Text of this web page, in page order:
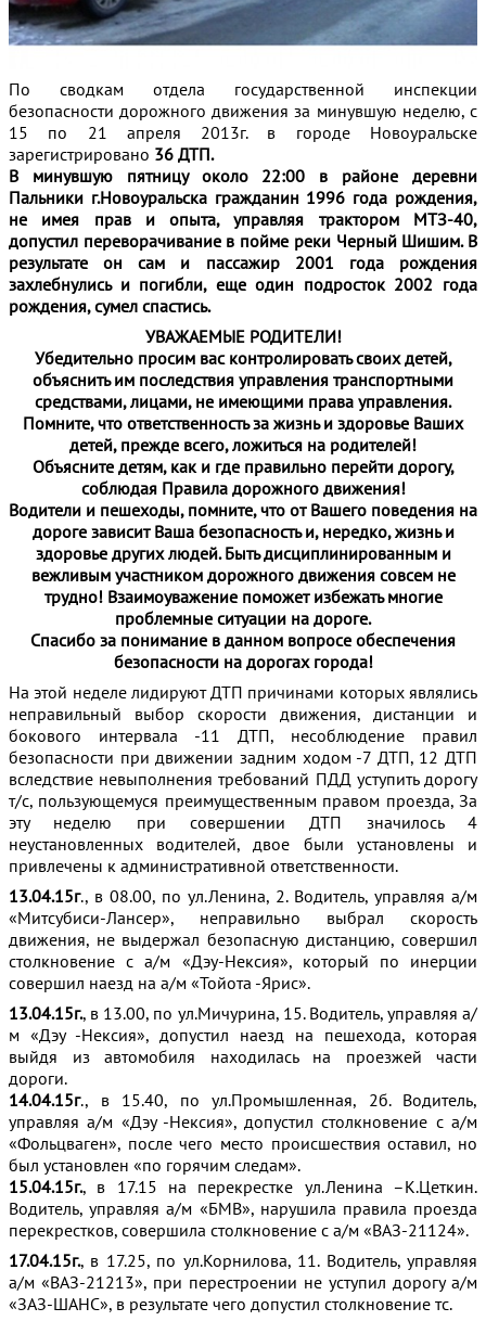
По сводкам отдела государственной инспекции
безопасности дорожного движения за минувшую неделю, с
15 по 21 апреля 2013г. в городе Новоуральске
зарегистрировано 36 ДТП.
В минувшую пятницу около 22:00 в районе деревни
Пальники г.Новоуральска гражданин 1996 года рождения,
не имея прав и опыта, управляя трактором МТЗ-40,
допустил переворачивание в пойме реки Черный Шишим. В
результате он сам и пассажир 2001 года рождения
захлебнулись и погибли, еще один подросток 2002 года
рождения, сумел спастись.
УВАЖАЕМЫЕ РОДИТЕЛИ!
Убедительно просим вас контролировать своих детей,
объяснить им последствия управления транспортными
средствами, лицами, не имеющими права управления.
Помните, что ответственность за жизнь и здоровье Ваших
детей, прежде всего, ложиться на родителей!
Объясните детям, как и где правильно перейти дорогу,
соблюдая Правила дорожного движения!
Водители и пешеходы, помните, что от Вашего поведения на
дороге зависит Ваша безопасность и, нередко, жизнь и
здоровье других людей. Быть дисциплинированным и
вежливым участником дорожного движения совсем не
трудно! Взаимоуважение поможет избежать многие
проблемные ситуации на дороге.
Спасибо за понимание в данном вопросе обеспечения
безопасности на дорогах города!
На этой неделе лидируют ДТП причинами которых являлись
неправильный выбор скорости движения, дистанции и
бокового интервала -11 ДТП, несоблюдение правил
безопасности при движении задним ходом -7 ДТП, 12 ДТП
вследствие невыполнения требований ПДД уступить дорогу
т/с, пользующемуся преимущественным правом проезда, За
эту неделю при совершении ДТП значилось 4
неустановленных водителей, двое были установлены и
привлечены к административной ответственности.
13.04.15г., в 08.00, по ул.Ленина, 2. Водитель, управляя а/м
«Митсубиси-Лансер», неправильно выбрал скорость
движения, не выдержал безопасную дистанцию, совершил
столкновение с а/м «Дэу-Нексия», который по инерции
совершил наезд на а/м «Тойота -Ярис».
13.04.15г., в 13.00, по ул.Мичурина, 15. Водитель, управляя а/
м «Дэу -Нексия», допустил наезд на пешехода, которая
выйдя из автомобиля находилась на проезжей части
дороги.
14.04.15г., в 15.40, по ул.Промышленная, 2б. Водитель,
управляя а/м «Дэу -Нексия», допустил столкновение с а/м
«Фольцваген», после чего место происшествия оставил, но
был установлен «по горячим следам».
15.04.15г., в 17.15 на перекрестке ул.Ленина –К.Цеткин.
Водитель, управляя а/м «БМВ», нарушила правила проезда
перекрестков, совершила столкновение с а/м «ВАЗ-21124».
17.04.15г., в 17.25, по ул.Корнилова, 11. Водитель, управляя
а/м «ВАЗ-21213», при перестроении не уступил дорогу а/м
«ЗАЗ-ШАНС», в результате чего допустил столкновение тс.